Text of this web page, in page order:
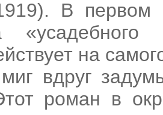
В первом
«усадебного
на
вдруг
роман в